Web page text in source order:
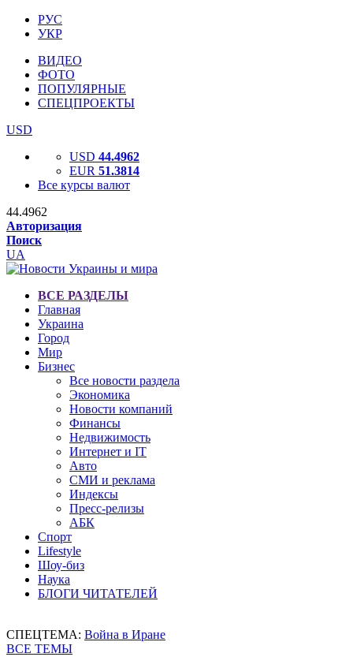
РУС
УКР
ВИДЕО
ФОТО
ПОПУЛЯРНЫЕ
СПЕЦПРОЕКТЫ
USD
USD 44.4962
EUR 51.3814
Все курсы валют
44.4962
Авторизация
Поиск
UA
ВСЕ РАЗДЕЛЫ
Главная
Украина
Город
Мир
Бизнес
Все новости раздела
Экономика
Новости компаний
Финансы
Недвижимость
Интернет и IT
Авто
СМИ и реклама
Индексы
Пресс-релизы
АБК
Спорт
Lifestyle
Шоу-биз
Наука
БЛОГИ ЧИТАТЕЛЕЙ
СПЕЦТЕМА: Война в Иране
ВСЕ ТЕМЫ